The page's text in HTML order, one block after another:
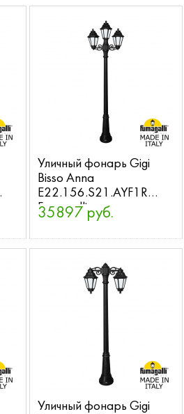
Уличный фонарь Gigi
Bisso Anna
E22.156.S21.AYF1R
Fumagalli
35897 руб.
Уличный фонарь Gigi